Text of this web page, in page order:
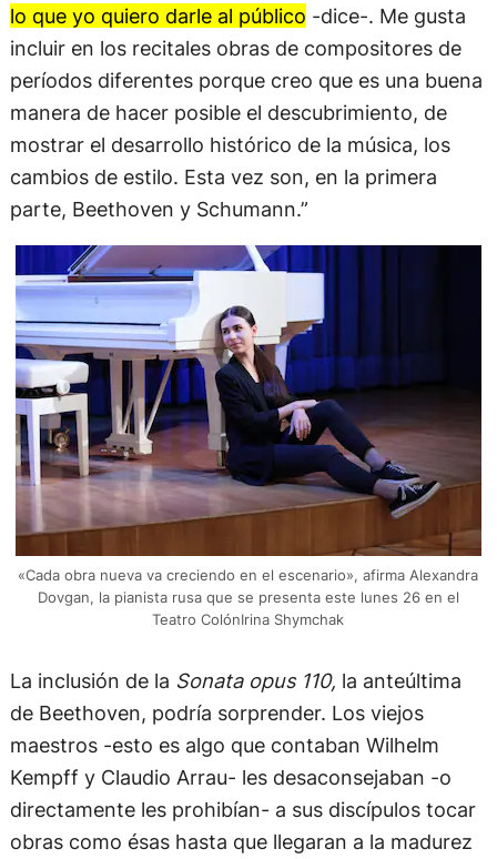
lo que yo quiero darle al público -dice-. Me gusta
incluir en los recitales obras de compositores de
períodos diferentes porque creo que es una buena
manera de hacer posible el descubrimiento, de
mostrar el desarrollo histórico de la música, los
cambios de estilo. Esta vez son, en la primera
parte, Beethoven y Schumann.”
«Cada obra nueva va creciendo en el escenario», afirma Alexandra
Dovgan, la pianista rusa que se presenta este lunes 26 en el
Teatro ColónIrina Shymchak
La inclusión de la Sonata opus 110, la anteúltima
de Beethoven, podría sorprender. Los viejos
maestros -esto es algo que contaban Wilhelm
Kempff y Claudio Arrau- les desaconsejaban -o
directamente les prohibían- a sus discípulos tocar
obras como ésas hasta que llegaran a la madurez